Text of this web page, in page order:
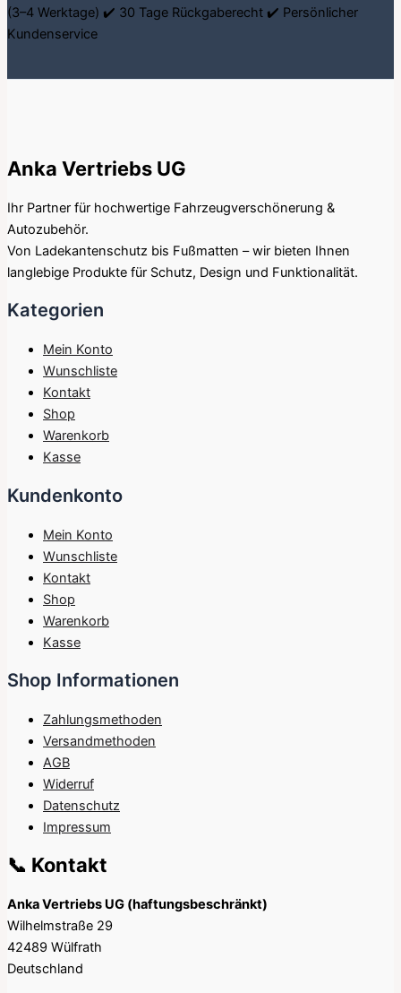
(3–4 Werktage) ✔️ 30 Tage Rückgaberecht ✔️ Persönlicher
Kundenservice
Anka Vertriebs UG
Ihr Partner für hochwertige Fahrzeugverschönerung &
Autozubehör.
Von Ladekantenschutz bis Fußmatten – wir bieten Ihnen
langlebige Produkte für Schutz, Design und Funktionalität.
Kategorien
Mein Konto
Wunschliste
Kontakt
Shop
Warenkorb
Kasse
Kundenkonto
Mein Konto
Wunschliste
Kontakt
Shop
Warenkorb
Kasse
Shop Informationen
Zahlungsmethoden
Versandmethoden
AGB
Widerruf
Datenschutz
Impressum
📞 Kontakt
Anka Vertriebs UG (haftungsbeschränkt)
Wilhelmstraße 29
42489 Wülfrath
Deutschland